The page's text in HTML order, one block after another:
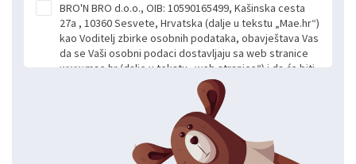
BRO'N BRO d.o.o., OIB: 10590165499, Kašinska cesta
27a , 10360 Sesvete, Hrvatska (dalje u tekstu „Mae.hr“)
kao Voditelj zbirke osobnih podataka, obavještava Vas
da se Vaši osobni podaci dostavljaju sa web stranice
www.mae.hr (dalje u tekstu „web stranice“) i da će biti
obrađeni. Prihvaćanjem ove Izjave smatra se da
slobodno i izričito dajete privolu za prikupljanje i daljnju
obradu Vaših osobnih podataka koje ustupate Mae.hr
putem ovih web stranica u svrhu odgovora i daljnje
komunikacije na Vaš upit poslan kroz kontakt obrazac.
Radi se o dobrovoljnom davanju podataka te ovu